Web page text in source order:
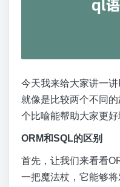
今天我来给大家讲一
就像是比较两个不同
个比喻能帮助大家更好
ORM和SQL的区别
首先，让我们来看看
一把魔法杖，它能够